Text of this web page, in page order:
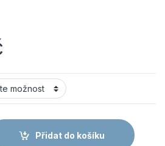
CD883 - Strečové pracovní
Přidat do košíku